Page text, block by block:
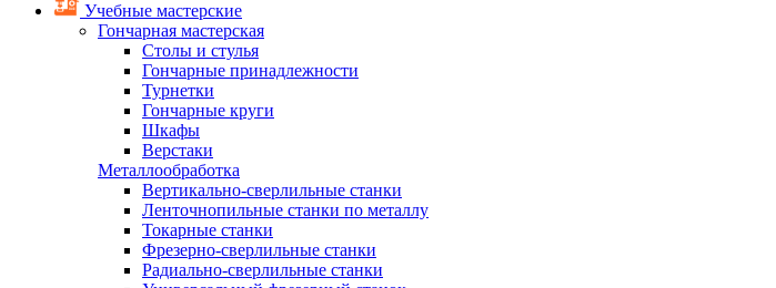
Учебные мастерские
Гончарная мастерская
Столы и стулья
Гончарные принадлежности
Турнетки
Гончарные круги
Шкафы
Верстаки
Металлообработка
Вертикально-сверлильные станки
Ленточнопильные станки по металлу
Токарные станки
Фрезерно-сверлильные станки
Радиально-сверлильные станки